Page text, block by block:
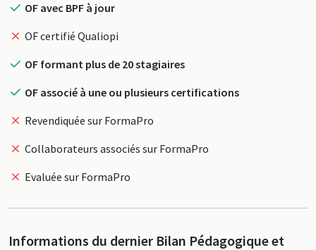
OF avec BPF à jour
OF certifié Qualiopi
OF formant plus de 20 stagiaires
OF associé à une ou plusieurs certifications
Revendiquée sur FormaPro
Collaborateurs associés sur FormaPro
Evaluée sur FormaPro
Informations du dernier Bilan Pédagogique et